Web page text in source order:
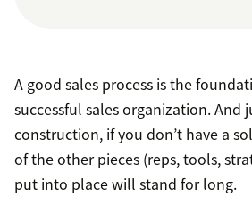
A good sales process is the
successful sales organization. And
construction, if you don’t have a
of the other pieces (reps, tools,
put into place will stand for long.